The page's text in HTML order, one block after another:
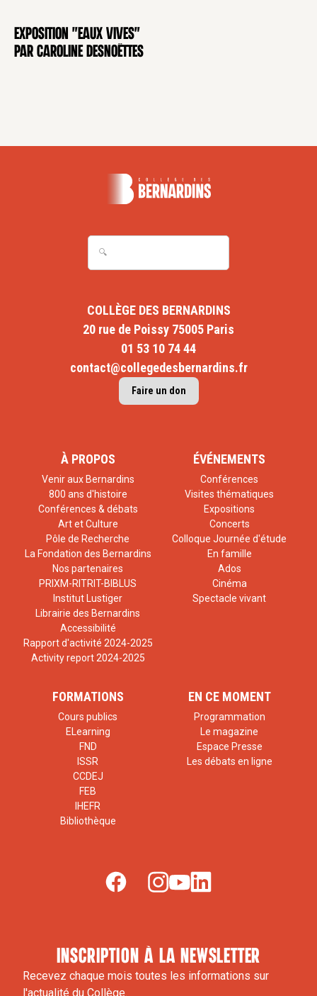
EXPOSITION
Exposition "Eaux Vives"
par Caroline Desnoëttes
COLLÈGE DES BERNARDINS
20 rue de Poissy 75005 Paris
01 53 10 74 44
contact@collegedesbernardins.fr
Faire un don
À PROPOS
Venir aux Bernardins
800 ans d'histoire
Conférences & débats
Art et Culture
Pôle de Recherche
La Fondation des Bernardins
Nos partenaires
PRIXM-RITRIT-BIBLUS
Institut Lustiger
Librairie des Bernardins
Accessibilité
Rapport d'activité 2024-2025
Activity report 2024-2025
ÉVÉNEMENTS
Conférences
Visites thématiques
Expositions
Concerts
Colloque Journée d'étude
En famille
Ados
Cinéma
Spectacle vivant
FORMATIONS
Cours publics
ELearning
FND
ISSR
CCDEJ
FEB
IHEFR
Bibliothèque
EN CE MOMENT
Programmation
Le magazine
Espace Presse
Les débats en ligne
inscription à la newsletter
Recevez chaque mois toutes les informations sur
l'actualité du Collège.